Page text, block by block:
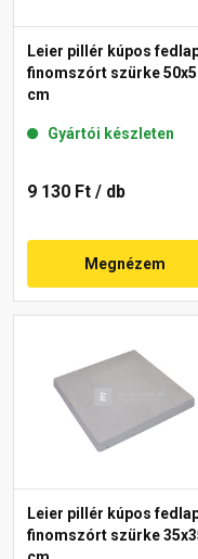
Leier pillér kúpos
finomszórt szürke
cm
Gyártói készleten
9 130 Ft / db
Megnézem
Leier pillér kúpos
finomszórt szürke